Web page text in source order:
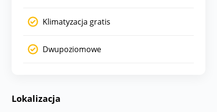
Klimatyzacja gratis
Dwupoziomowe
Lokalizacja